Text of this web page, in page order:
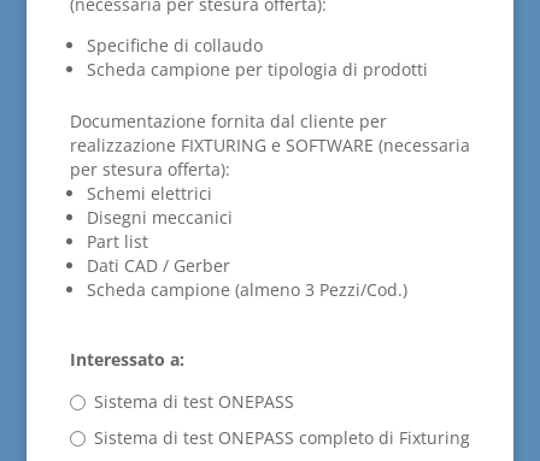
Specifiche di collaudo
Scheda campione per tipologia di prodotti
Documentazione fornita dal cliente per
realizzazione FIXTURING e SOFTWARE (necessaria
per stesura offerta):
Schemi elettrici
Disegni meccanici
Part list
Dati CAD / Gerber
Scheda campione (almeno 3 Pezzi/Cod.)
Interessato a:
Sistema di test ONEPASS
Sistema di test ONEPASS completo di Fixturing